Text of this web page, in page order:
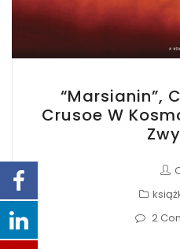
“Marsianin”,
Crusoe W
2